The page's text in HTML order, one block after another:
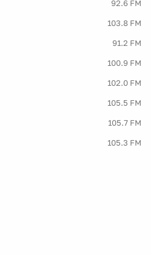
92.6 FM
103.8 FM
91.2 FM
100.9 FM
102.0 FM
105.5 FM
105.7 FM
105.3 FM